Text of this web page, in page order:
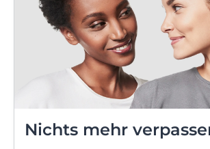
Nichts mehr